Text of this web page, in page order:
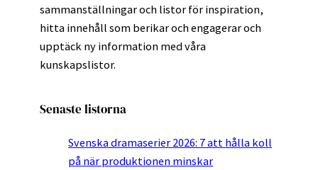
sammanställningar och listor för inspiration,
hitta innehåll som berikar och engagerar och
upptäck ny information med våra
kunskapslistor.
Senaste listorna
Svenska dramaserier 2026: 7 att hålla koll
på när produktionen minskar